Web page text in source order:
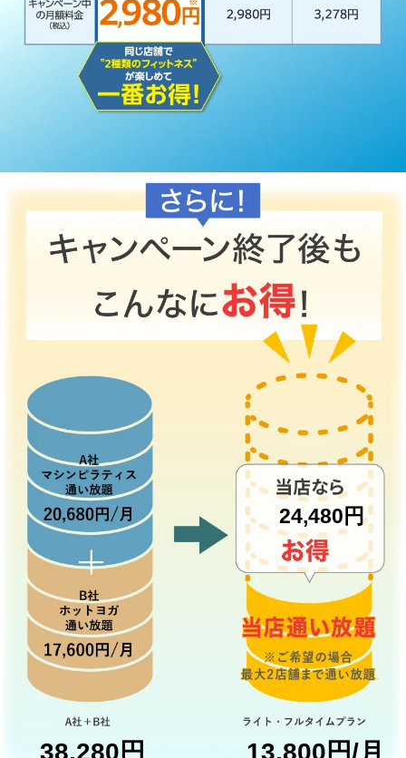
24,480円
38,280円 13,800円/月